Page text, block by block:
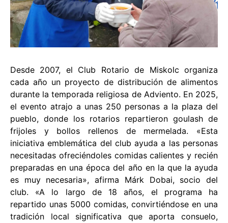
Desde 2007, el Club Rotario de Miskolc organiza
cada año un proyecto de distribución de alimentos
durante la temporada religiosa de Adviento. En 2025,
el evento atrajo a unas 250 personas a la plaza del
pueblo, donde los rotarios repartieron goulash de
frijoles y bollos rellenos de mermelada. «Esta
iniciativa emblemática del club ayuda a las personas
necesitadas ofreciéndoles comidas calientes y recién
preparadas en una época del año en la que la ayuda
es muy necesaria», afirma Márk Dobai, socio del
club. «A lo largo de 18 años, el programa ha
repartido unas 5000 comidas, convirtiéndose en una
tradición local significativa que aporta consuelo,